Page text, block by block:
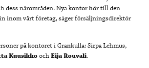
dess närområden. Nya kontor hör till den
inom vårt företag, säger försäljningsdirektör
på kontoret i Grankulla: Sirpa Lehmus,
KuusikkoochEija Rouvali.